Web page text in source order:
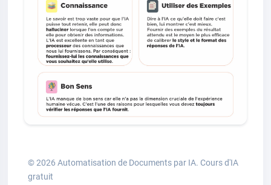
© 2026 Automatisation de Documents par IA. Cours d'IA
gratuit